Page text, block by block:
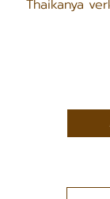
Die
erfordert